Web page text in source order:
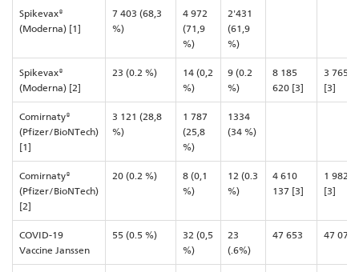
Spikevax®
(Moderna) [1]
7 403 (68,3
%)
4 972
(71,9
%)
2'431
(61,9
%)
Spikevax®
(Moderna) [2]
23 (0.2 %)
14 (0,2
%)
9 (0.2
%)
8 185
620 [3]
3 765
[3]
Comirnaty®
(Pfizer/BioNTech)
[1]
3 121 (28,8
%)
1 787
(25,8
%)
1334
(34 %)
Comirnaty®
(Pfizer/BioNTech)
[2]
20 (0.2 %)
8 (0,1
%)
12 (0.3
%)
4 610
137 [3]
1 982
[3]
COVID-19
Vaccine Janssen
55 (0.5 %)
32 (0,5
%)
23
(.6%)
47 653 47 079